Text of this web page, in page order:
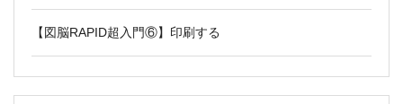
【図脳RAPID超入門⑥】印刷する